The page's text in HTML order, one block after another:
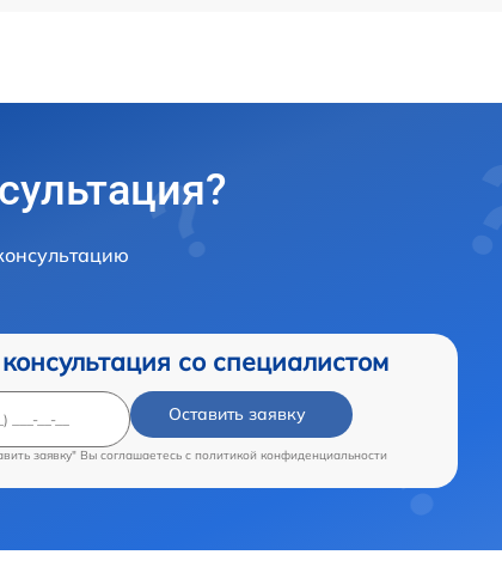
со специалистом
Оставить заявку
заявку" Вы соглашаетесь c политикой конфиденциальности